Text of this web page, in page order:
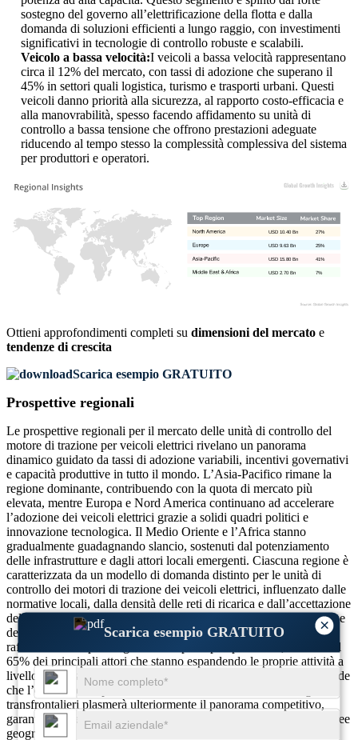
×
Scarica esempio GRATUITO
sostegno del governo all’elettrificazione della flotta e dalla
domanda di soluzioni efficienti a lungo raggio, con investimenti
significativi in ​​tecnologie di controllo robuste e scalabili.
Veicolo a bassa velocità:I veicoli a bassa velocità rappresentano
circa il 12% del mercato, con tassi di adozione che superano il
45% in settori quali logistica, turismo e trasporti urbani. Questi
veicoli danno priorità alla sicurezza, al rapporto costo-efficacia e
alla manovrabilità, spesso facendo affidamento su unità di
controllo a bassa tensione che offrono prestazioni adeguate
riducendo al tempo stesso la complessità complessiva del sistema
per produttori e operatori.
7%
USD 2.70 Bn
41%
USD 15.80 Bn
25%
USD 9.63 Bn
27%
USD 10.40 Bn
Ottieni approfondimenti completi su dimensioni del mercato e
tendenze di crescita
Scarica esempio GRATUITO
Prospettive regionali
Le prospettive regionali per il mercato delle unità di controllo del
motore di trazione per veicoli elettrici rivelano un panorama
dinamico guidato da tassi di adozione variabili, incentivi governativi
e capacità produttive in tutto il mondo. L’Asia-Pacifico rimane la
regione dominante, contribuendo con la quota di mercato più
elevata, mentre Europa e Nord America continuano ad accelerare
l’adozione dei veicoli elettrici grazie a solidi quadri politici e
innovazione tecnologica. Il Medio Oriente e l’Africa stanno
gradualmente guadagnando slancio, sostenuti dal potenziamento
delle infrastrutture e dagli attori locali emergenti. Ciascuna regione è
caratterizzata da un modello di domanda distinto per le unità di
controllo dei motori di trazione dei veicoli elettrici, influenzato dalle
normative locali, dalla densità delle reti di ricarica e dall’accettazione
della mobilità elettrica da parte dei consumatori. La diversificazione
dell’offerta di prodotti e le collaborazioni strategiche stanno
rafforzando l’impronta globale dei principali produttori, con oltre il
65% dei principali attori che stanno espandendo le proprie attività a
livello internazionale per soddisfare le esigenze regionali. Si prevede
che l’equilibrio tra produzione locale e trasferimenti tecnologici
transfrontalieri plasmerà ulteriormente il panorama competitivo,
garantendo crescita e innovazione sostenute in tutte le principali aree
geografiche.